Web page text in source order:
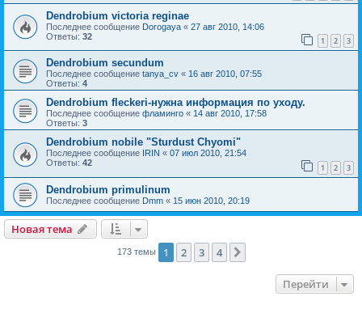
Dendrobium victoria reginae
Последнее сообщение Dorogaya « 27 авг 2010, 14:06
Ответы: 32 1 2 3
Dendrobium secundum
Последнее сообщение tanya_cv « 16 авг 2010, 07:55
Ответы: 4
Dendrobium fleckeri-нужна информация по уходу.
Последнее сообщение фламинго « 14 авг 2010, 17:58
Ответы: 3
Dendrobium nobile "Sturdust Chyomi"
Последнее сообщение IRIN « 07 июл 2010, 21:54
Ответы: 42 1 2 3
Dendrobium primulinum
Последнее сообщение Dmm « 15 июн 2010, 20:19
Новая тема
173 темы 1 2 3 4
Перейти